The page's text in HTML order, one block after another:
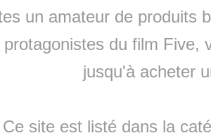
un amateur de produits
du film Five,
jusqu'à acheter
Ce site est listé dans la